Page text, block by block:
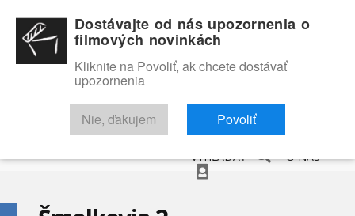
RECENZIE TRAILERY FILMOVÁ DATABÁZA
VYHĽADAŤ O NÁS
Dostávajte od nás upozornenia o
filmových novinkách
Kliknite na Povoliť, ak chcete dostávať
upozornenia
Nie, ďakujem Povoliť